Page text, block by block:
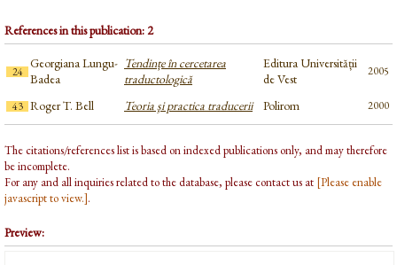
References in this publication: 2
24
Georgiana Lungu-
Badea
Tendințe în cercetarea
traductologică
Editura Universității
de Vest
2005
43 Roger T. Bell Teoria şi practica traducerii Polirom 2000
The citations/references list is based on indexed publications only, and may therefore
be incomplete.
For any and all inquiries related to the database, please contact us at [Please enable
javascript to view.].
Preview: